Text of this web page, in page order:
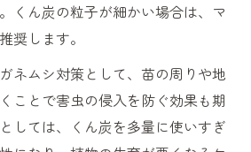
くん炭の粒子が細かい場合は、マ
奨します。
ネムシ対策として、苗の周りや地
ことで害虫の侵入を防ぐ効果も期
しては、くん炭を多量に使いすぎ